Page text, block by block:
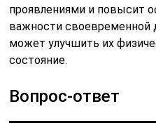
проявлениями и повысит
важности своевременной
может улучшить их
состояние.
Вопрос-ответ